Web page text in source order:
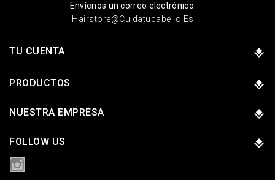
Envíenos un correo electrónico:
Hairstore@cuidatucabello.es
TU CUENTA
PRODUCTOS
NUESTRA EMPRESA
FOLLOW US